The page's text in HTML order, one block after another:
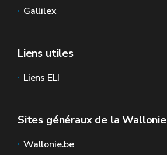
Gallilex
Liens utiles
Liens ELI
Sites généraux de la Wallonie
Wallonie.be